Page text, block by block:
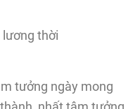
thời
tưởng ngày mong